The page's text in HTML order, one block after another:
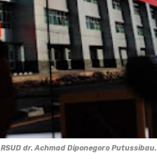
RSUD dr. Achmad Diponegoro Putussibau.